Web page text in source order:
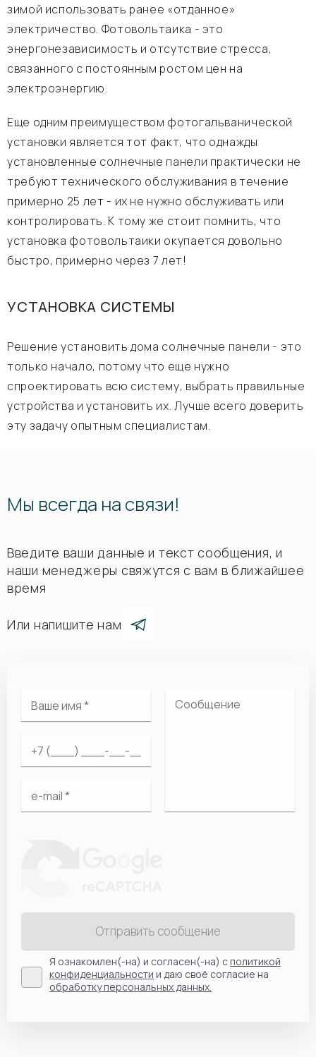
зимой использовать ранее «отданное»
электричество. Фотовольтаика - это
энергонезависимость и отсутствие стресса,
связанного с постоянным ростом цен на
электроэнергию.
Еще одним преимуществом фотогальванической
установки является тот факт, что однажды
установленные солнечные панели практически не
требуют технического обслуживания в течение
примерно 25 лет - их не нужно обслуживать или
контролировать. К тому же стоит помнить, что
установка фотовольтаики окупается довольно
быстро, примерно через 7 лет!
УСТАНОВКА СИСТЕМЫ
Решение установить дома солнечные панели - это
только начало, потому что еще нужно
спроектировать всю систему, выбрать правильные
устройства и установить их. Лучше всего доверить
эту задачу опытным специалистам.
Мы всегда на связи!
Введите ваши данные и текст сообщения, и
наши менеджеры свяжутся с вам в ближайшее
время
Или напишите нам
Отправить сообщение
Я ознакомлен(-на) и согласен(-на) сполитикой
конфиденциальности и даю своё согласие на
обработку персональных данных.